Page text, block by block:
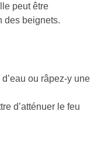
peut être
des beignets.
ou râpez-y une
d’atténuer le feu